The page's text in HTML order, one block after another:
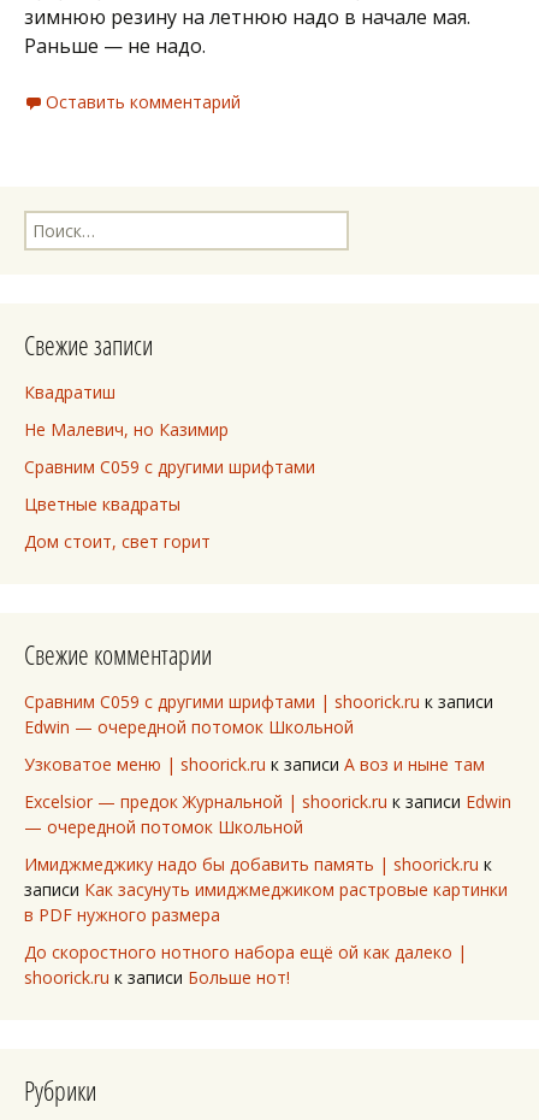
зимнюю резину на летнюю надо в начале мая.
Раньше — не надо.
Оставить комментарий
Найти:
Свежие записи
Квадратиш
Не Малевич, но Казимир
Сравним C059 с другими шрифтами
Цветные квадраты
Дом стоит, свет горит
Свежие комментарии
Сравним C059 с другими шрифтами | shoorick.ru к записи
Edwin — очередной потомок Школьной
Узковатое меню | shoorick.ru к записи А воз и ныне там
Excelsior — предок Журнальной | shoorick.ru к записи Edwin
— очередной потомок Школьной
Имиджмеджику надо бы добавить память | shoorick.ru к
записи Как засунуть имиджмеджиком растровые картинки
в PDF нужного размера
До скоростного нотного набора ещё ой как далеко |
shoorick.ru к записи Больше нот!
Рубрики